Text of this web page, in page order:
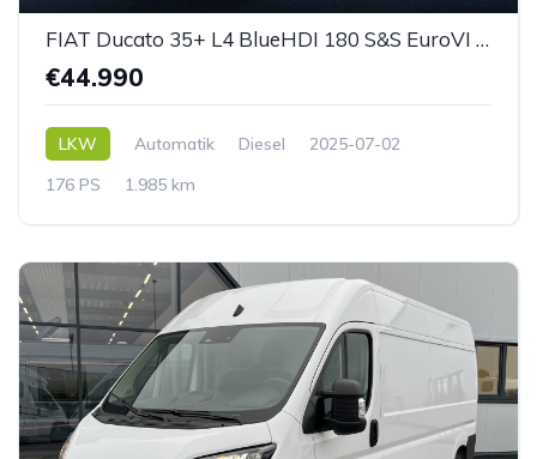
FIAT Ducato 35+ L4 BlueHDI 180 S&S EuroVI EAT8 *Koffer* *Ladebordwand*
€44.990
LKW Automatik Diesel
2025-07-02
176 PS
1.985 km